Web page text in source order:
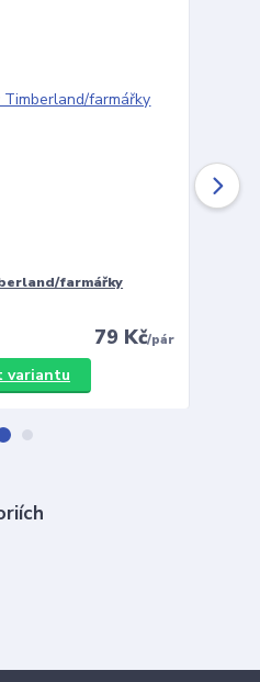
farmářky
79 Kč/pár
variantu